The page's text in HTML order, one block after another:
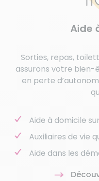
Aide
Sorties, repas,
assurons votre bien-
en perte
Aide à domicile
Auxiliaires de vie
Aide dans les